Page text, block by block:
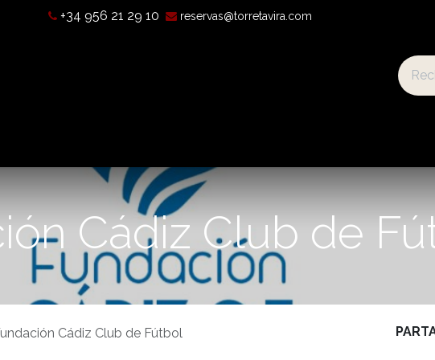
+34 956 21 29 10 reservas@torretavira.com
Cádiz Club de
Cádiz Club de Fútbol